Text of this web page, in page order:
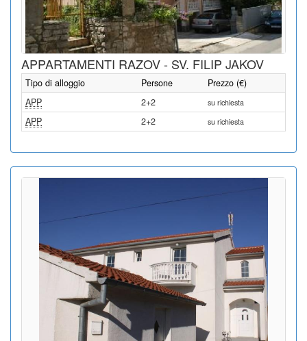
APPARTAMENTI RAZOV - SV. FILIP JAKOV
Tipo di alloggio Persone
Prezzo (€)
APP
2+2 su richiesta
APP 2+2 su richiesta